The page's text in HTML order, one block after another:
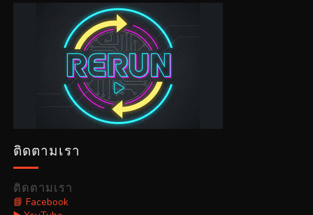
ติดตามเรา
ติดตามเรา
📘 Facebook